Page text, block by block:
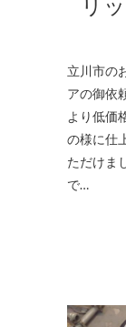
立川市のお客様よりポリッシュホイール傷リペ
アの御依
より低価
の様に仕
ただけま
で…